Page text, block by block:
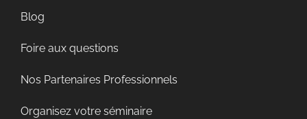
Blog
Foire aux questions
Nos Partenaires Professionnels
Organisez votre séminaire